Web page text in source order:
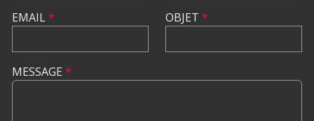
EMAIL* OBJET *
MESSAGE *